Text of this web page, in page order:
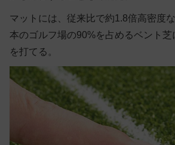
マットには、従来比で約1.8倍高密度
本のゴルフ場の90%を占めるベント芝
を打てる。